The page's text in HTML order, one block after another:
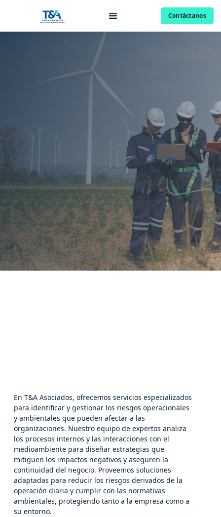
Contáctanos
En T&A Asociados, ofrecemos servicios especializados
para identificar y gestionar los riesgos operacionales
y ambientales que pueden afectar a las
organizaciones. Nuestro equipo de expertos analiza
los procesos internos y las interacciones con el
medioambiente para diseñar estrategias que
mitiguen los impactos negativos y aseguren la
continuidad del negocio. Proveemos soluciones
adaptadas para reducir los riesgos derivados de la
operación diaria y cumplir con las normativas
ambientales, protegiendo tanto a la empresa como a
su entorno.